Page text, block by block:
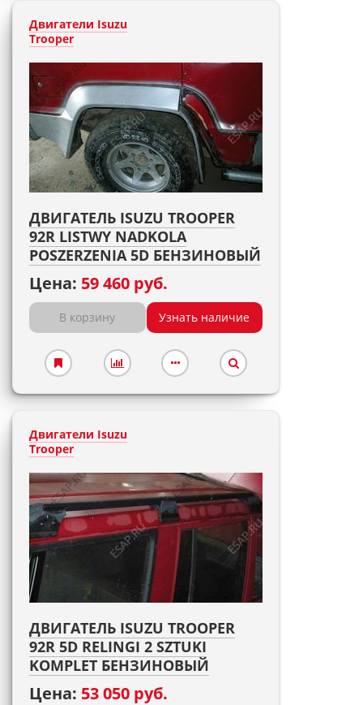
Двигатели Isuzu
Trooper
ДВИГАТЕЛЬ ISUZU TROOPER
92R LISTWY NADKOLA
POSZERZENIA 5D БЕНЗИНОВЫЙ
Цена: 59 460 руб.
В корзину Узнать наличие
Двигатели Isuzu
Trooper
ДВИГАТЕЛЬ ISUZU TROOPER
92R 5D RELINGI 2 SZTUKI
KOMPLET БЕНЗИНОВЫЙ
Цена: 53 050 руб.